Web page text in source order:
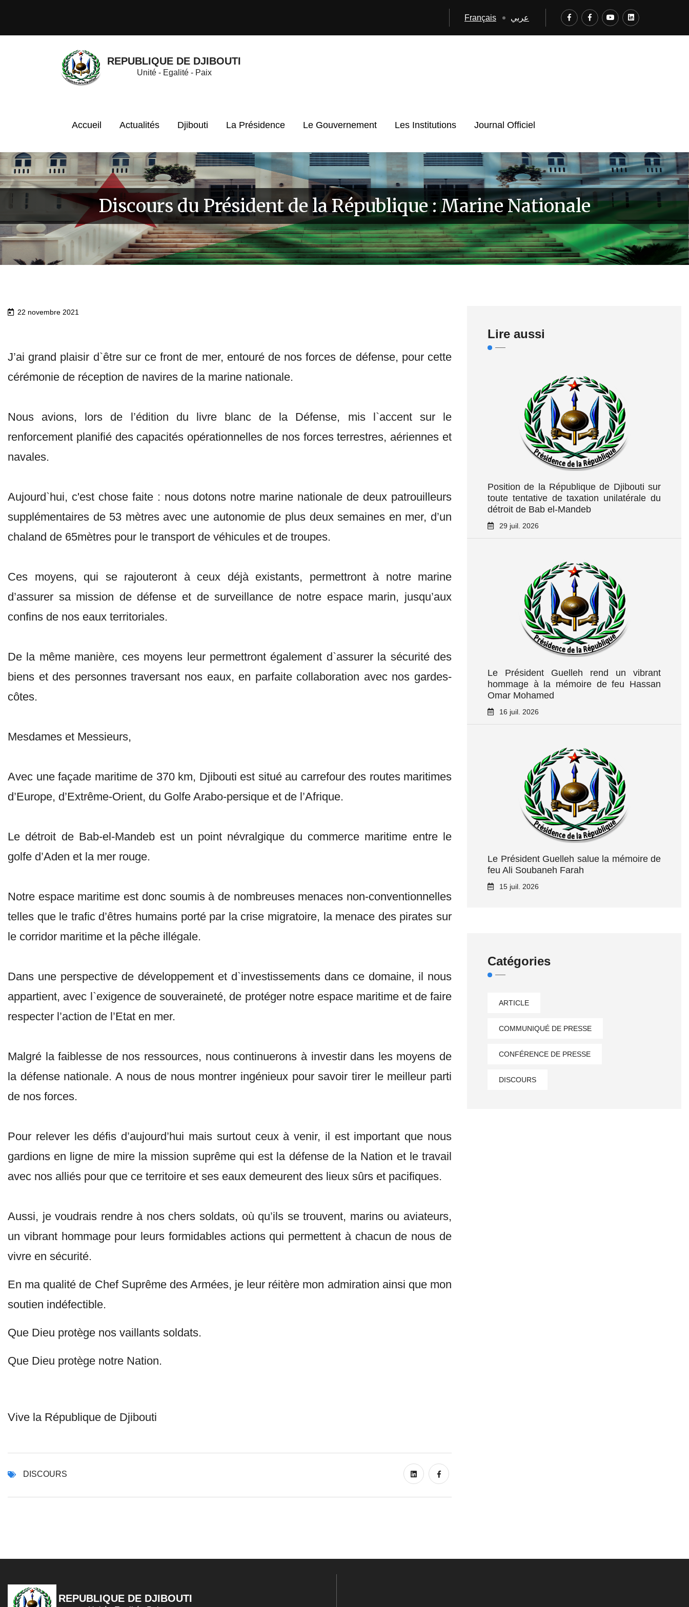
Français عربي
REPUBLIQUE DE DJIBOUTI
Unité - Egalité - Paix
Accueil Actualités Djibouti La Présidence Le Gouvernement Les Institutions Journal Officiel
Discours du Président de la République : Marine Nationale
22 novembre 2021
J’ai grand plaisir d`être sur ce front de mer, entouré de nos forces de défense, pour cette
cérémonie de réception de navires de la marine nationale.
Nous avions, lors de l’édition du livre blanc de la Défense, mis l`accent sur le
renforcement planifié des capacités opérationnelles de nos forces terrestres, aériennes et
navales.
Aujourd`hui, c'est chose faite : nous dotons notre marine nationale de deux patrouilleurs
supplémentaires de 53 mètres avec une autonomie de plus deux semaines en mer, d’un
chaland de 65mètres pour le transport de véhicules et de troupes.
Ces moyens, qui se rajouteront à ceux déjà existants, permettront à notre marine
d’assurer sa mission de défense et de surveillance de notre espace marin, jusqu’aux
confins de nos eaux territoriales.
De la même manière, ces moyens leur permettront également d`assurer la sécurité des
biens et des personnes traversant nos eaux, en parfaite collaboration avec nos gardes-
côtes.
Mesdames et Messieurs,
Avec une façade maritime de 370 km, Djibouti est situé au carrefour des routes maritimes
d’Europe, d’Extrême-Orient, du Golfe Arabo-persique et de l’Afrique.
Le détroit de Bab-el-Mandeb est un point névralgique du commerce maritime entre le
golfe d’Aden et la mer rouge.
Notre espace maritime est donc soumis à de nombreuses menaces non-conventionnelles
telles que le trafic d’êtres humains porté par la crise migratoire, la menace des pirates sur
le corridor maritime et la pêche illégale.
Dans une perspective de développement et d`investissements dans ce domaine, il nous
appartient, avec l`exigence de souveraineté, de protéger notre espace maritime et de faire
respecter l’action de l’Etat en mer.
Malgré la faiblesse de nos ressources, nous continuerons à investir dans les moyens de
la défense nationale. A nous de nous montrer ingénieux pour savoir tirer le meilleur parti
de nos forces.
Pour relever les défis d’aujourd’hui mais surtout ceux à venir, il est important que nous
gardions en ligne de mire la mission suprême qui est la défense de la Nation et le travail
avec nos alliés pour que ce territoire et ses eaux demeurent des lieux sûrs et pacifiques.
Aussi, je voudrais rendre à nos chers soldats, où qu’ils se trouvent, marins ou aviateurs,
un vibrant hommage pour leurs formidables actions qui permettent à chacun de nous de
vivre en sécurité.
En ma qualité de Chef Suprême des Armées, je leur réitère mon admiration ainsi que mon
soutien indéfectible.
Que Dieu protège nos vaillants soldats.
Que Dieu protège notre Nation.
Vive la République de Djibouti
DISCOURS
Lire aussi
Position de la République de Djibouti sur
toute tentative de taxation unilatérale du
détroit de Bab el‑Mandeb
29 juil. 2026
Le Président Guelleh rend un vibrant
hommage à la mémoire de feu Hassan
Omar Mohamed
16 juil. 2026
Le Président Guelleh salue la mémoire de
feu Ali Soubaneh Farah
15 juil. 2026
Catégories
ARTICLE
COMMUNIQUÉ DE PRESSE
CONFÉRENCE DE PRESSE
DISCOURS
REPUBLIQUE DE DJIBOUTI